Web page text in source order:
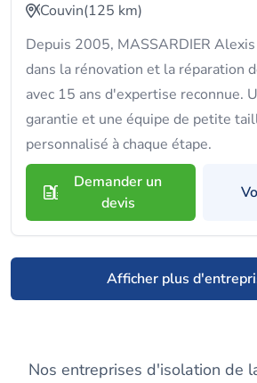
Couvin(125 km)
Depuis 2005, MASSARDIER
dans la rénovation et la réparation
avec 15 ans d'expertise reconnue.
garantie et une équipe de petite
personnalisé à chaque étape.
Demander un
devis
Afficher plus
Nos entreprises d'isolation de